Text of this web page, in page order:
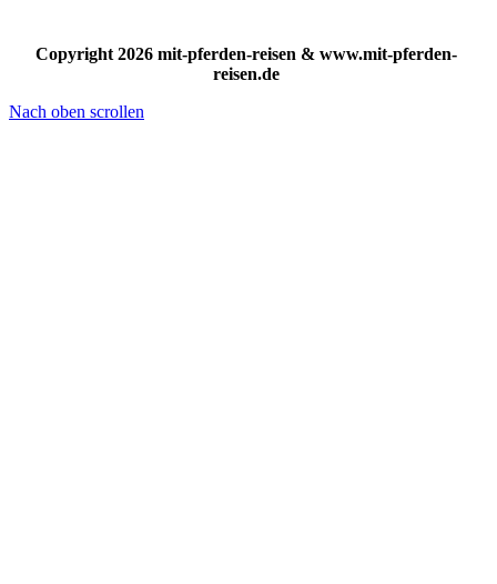
Copyright 2026 mit-pferden-reisen & www.mit-pferden-
reisen.de
Nach oben scrollen